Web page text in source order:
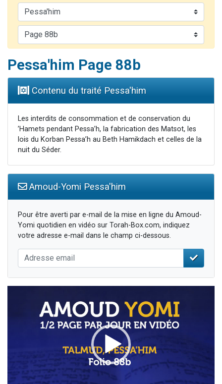
Il reste 49 places pour étudier en groupe sur Zoom
12 nouvelles musiques dans Torah-Box Music
3 personnes viennent de nous rejoindre sur WhatsApp
Pessa'him Page 88b
Contenu du traité Pessa'him
Les interdits de consommation et de conservation du
’Hamets pendant Pessa’h, la fabrication des Matsot, les
lois du Korban Pessa’h au Beth Hamikdach et celles de la
nuit du Séder.
Amoud-Yomi Pessa'him
Pour être averti par e-mail de la mise en ligne du Amoud-
Yomi quotidien en vidéo sur Torah-Box.com, indiquez
votre adresse e-mail dans le champ ci-dessous.